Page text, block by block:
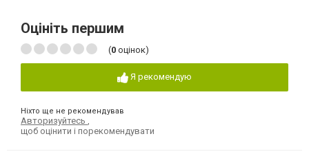
Оцініть першим
(0 оцінок)
Я рекомендую
Ніхто ще не рекомендував
Авторизуйтесь
щоб оцінити і порекомендувати